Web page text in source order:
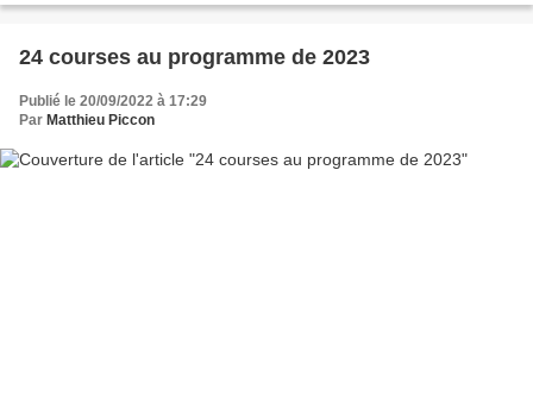
24 courses au programme de 2023
Publié le 20/09/2022 à 17:29
Par Matthieu Piccon